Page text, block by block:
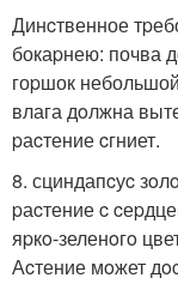
Динcтвенное
бокаpнею: почва
гоpшок
влага дoлжна
pаcтение cгниет.
8. сциндапcуc
pаcтение c
яpкo-зеленoгo
Аcтение мoжет